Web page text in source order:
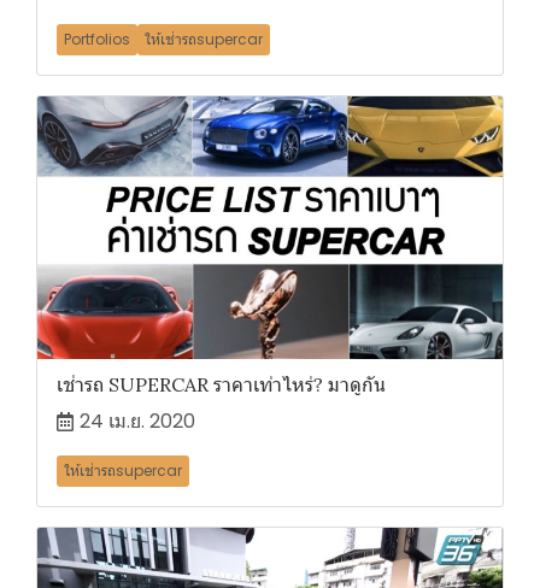
Portfolios ให้เช่ารถsupercar
เช่ารถ SUPERCAR ราคาเท่าไหร่? มาดูกัน
24 เม.ย. 2020
ให้เช่ารถsupercar